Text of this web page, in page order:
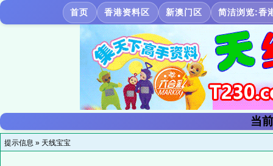
首页 香港资料区 新澳门区 简洁浏览:香
当
提示信息 » 天线宝宝